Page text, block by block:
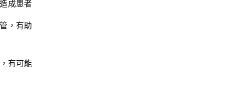
成患者
，有助
有可能